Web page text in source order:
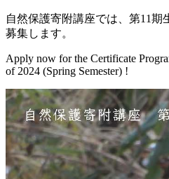
自然保護寄附講座では、第11期
募集します。
Apply now for the Certificate
of 2024 (Spring Semester) !